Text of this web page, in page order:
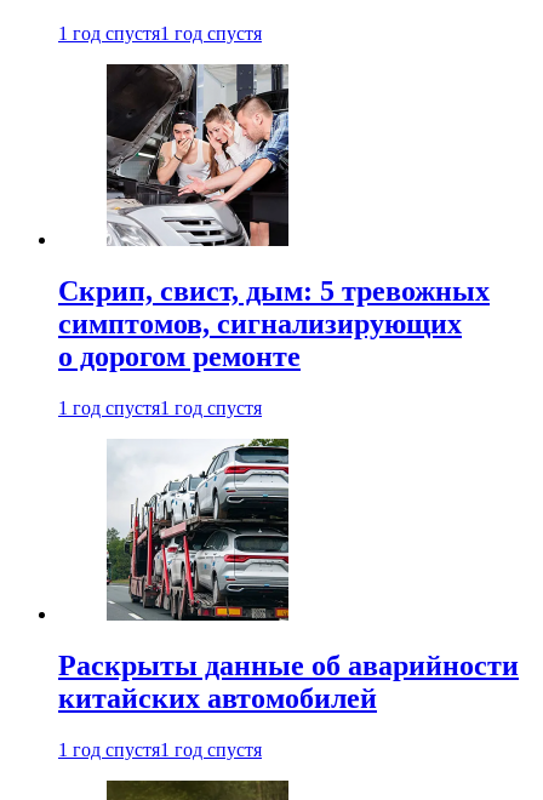
1 год спустя1 год спустя
Скрип, свист, дым: 5 тревожных
симптомов, сигнализирующих
о дорогом ремонте
1 год спустя1 год спустя
Раскрыты данные об аварийности
китайских автомобилей
1 год спустя1 год спустя